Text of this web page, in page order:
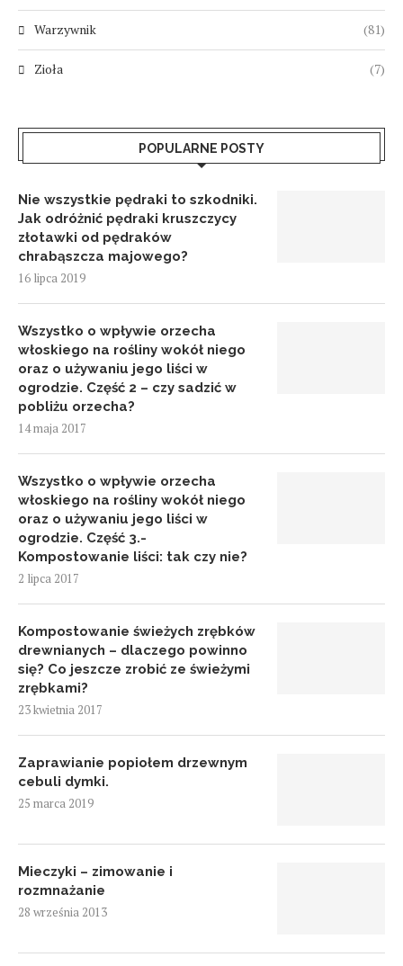
Warzywnik (81)
Zioła (7)
POPULARNE POSTY
Nie wszystkie pędraki to szkodniki.
Jak odróżnić pędraki kruszczycy
złotawki od pędraków
chrabąszcza majowego?
16 lipca 2019
Wszystko o wpływie orzecha
włoskiego na rośliny wokół niego
oraz o używaniu jego liści w
ogrodzie. Część 2 – czy sadzić w
pobliżu orzecha?
14 maja 2017
Wszystko o wpływie orzecha
włoskiego na rośliny wokół niego
oraz o używaniu jego liści w
ogrodzie. Część 3.-
Kompostowanie liści: tak czy nie?
2 lipca 2017
Kompostowanie świeżych zrębków
drewnianych – dlaczego powinno
się? Co jeszcze zrobić ze świeżymi
zrębkami?
23 kwietnia 2017
Zaprawianie popiołem drzewnym
cebuli dymki.
25 marca 2019
Mieczyki – zimowanie i
rozmnażanie
28 września 2013